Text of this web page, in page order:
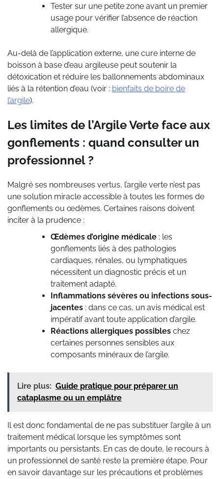
Tester sur une petite zone avant un premier
usage pour vérifier l’absence de réaction
allergique.
Au-delà de l’application externe, une cure interne de
boisson à base d’eau argileuse peut soutenir la
détoxication et réduire les ballonnements abdominaux
liés à la rétention d’eau (voir : bienfaits de boire de
l’argile).
Les limites de l’Argile Verte face aux
gonflements : quand consulter un
professionnel ?
Malgré ses nombreuses vertus, l’argile verte n’est pas
une solution miracle accessible à toutes les formes de
gonflements ou œdèmes. Certaines raisons doivent
inciter à la prudence :
Œdèmes d’origine médicale : les
gonflements liés à des pathologies
cardiaques, rénales, ou lymphatiques
nécessitent un diagnostic précis et un
traitement adapté.
Inflammations sévères ou infections sous-
jacentes : dans ce cas, un avis médical est
impératif avant toute application d’argile.
Réactions allergiques possibles chez
certaines personnes sensibles aux
composants minéraux de l’argile.
Lire plus: Guide pratique pour préparer un
cataplasme ou un emplâtre
Il est donc fondamental de ne pas substituer l’argile à un
traitement médical lorsque les symptômes sont
importants ou persistants. En cas de doute, le recours à
un professionnel de santé reste la première étape. Pour
en savoir davantage sur les précautions et problèmes